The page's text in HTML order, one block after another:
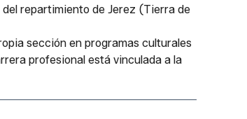
repartimiento de Jerez (Tierra de
sección en programas culturales
profesional está vinculada a la